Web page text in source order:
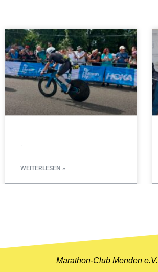
WEITERLESEN »
Marathon-Club Menden e.V.